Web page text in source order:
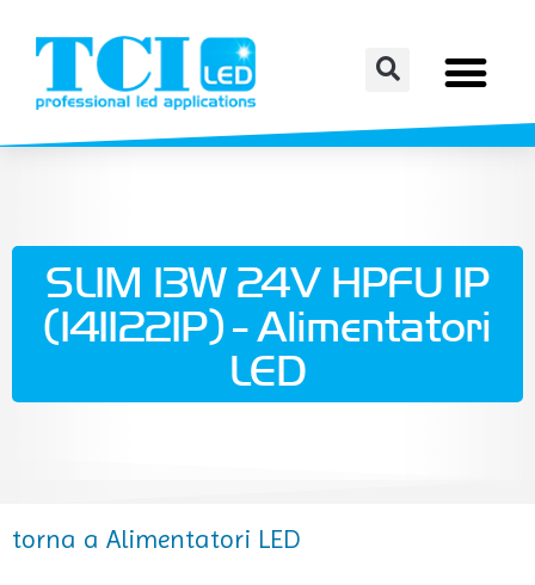
SLIM 13W 24V HPFU IP
(141122IP) - Alimentatori
LED
torna a Alimentatori LED